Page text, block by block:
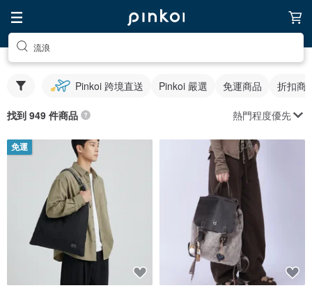
流浪
Pinkoi 跨境直送 Pinkoi 嚴選 免運商品 折扣商
找到 949 件商品 熱門程度優先
免運